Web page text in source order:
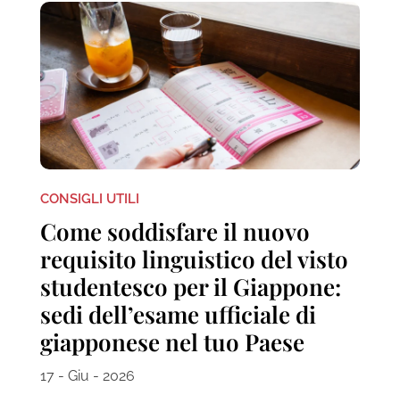
CONSIGLI UTILI
Come soddisfare il nuovo
requisito linguistico del visto
studentesco per il Giappone:
sedi dell’esame ufficiale di
giapponese nel tuo Paese
17 - Giu - 2026